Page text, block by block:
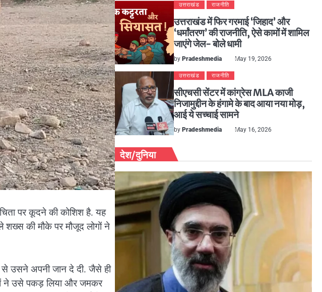
पर कूदने की कोशिश है. यह
शख्स की मौके पर मौजूद लोगों ने
से उसने अपनी जान दे दी. जैसे ही
ने उसे पकड़ लिया और जमकर
उत्तराखंड राजनीति
उत्तराखंड में फिर गरमाई ‘जिहाद’ और
‘धर्मांतरण’ की राजनीति, ऐसे कामों में शामिल
जाएंगे जेल- बोले धामी
by Pradeshmedia May 19, 2026
उत्तराखंड राजनीति
सीएचसी सेंटर में कांग्रेस MLA काजी
निजामुद्दीन के हंगामे के बाद आया नया मोड़,
आई ये सच्चाई सामने
by Pradeshmedia May 16, 2026
देश/दुनिया